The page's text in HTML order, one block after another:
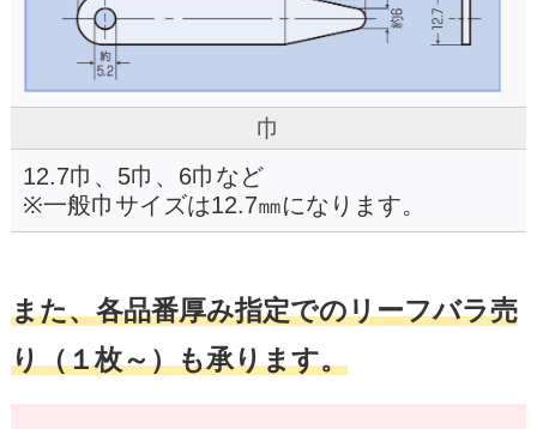
巾
12.7巾、5巾、6巾など
※一般巾サイズは12.7㎜になります。
また、各品番厚み指定でのリーフバラ売
り（１枚～）も承ります。